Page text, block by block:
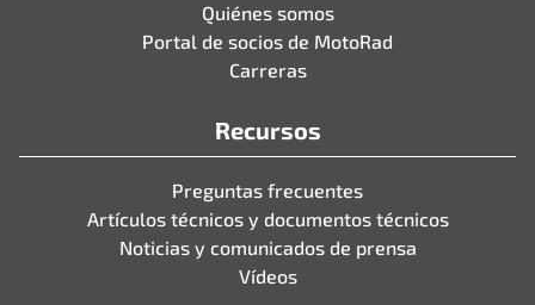
Quiénes somos
Portal de socios de MotoRad
Carreras
Recursos
Preguntas frecuentes
Artículos técnicos y documentos técnicos
Noticias y comunicados de prensa
Vídeos